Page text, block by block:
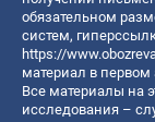
обязательном
систем,
https://
материал в первом
Все материалы на
исследования –